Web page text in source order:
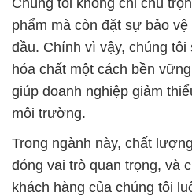
phẩm mà còn đặt sự bảo
đầu. Chính vì vậy, chúng
hóa chất một cách bền
giúp doanh nghiệp giảm
môi trường.
Trong ngành này, chất
đóng vai trò quan trọng, và
khách hàng của chúng tôi